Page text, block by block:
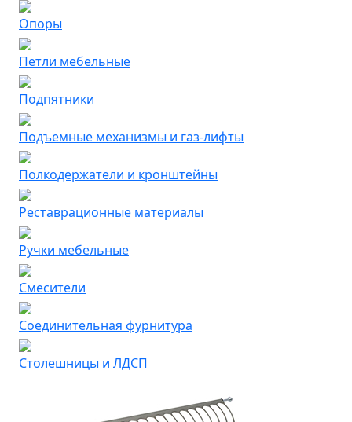
Опоры
Петли мебельные
Подпятники
Подъемные механизмы и газ-лифты
Полкодержатели и кронштейны
Реставрационные материалы
Ручки мебельные
Смесители
Соединительная фурнитура
Столешницы и ЛДСП